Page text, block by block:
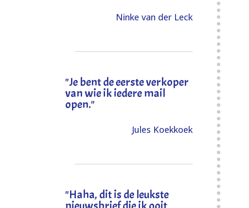
Ninke van der Leck
"Je bent de eerste verkoper
van wie ik iedere mail
open."
Jules Koekkoek
"Haha, dit is de leukste